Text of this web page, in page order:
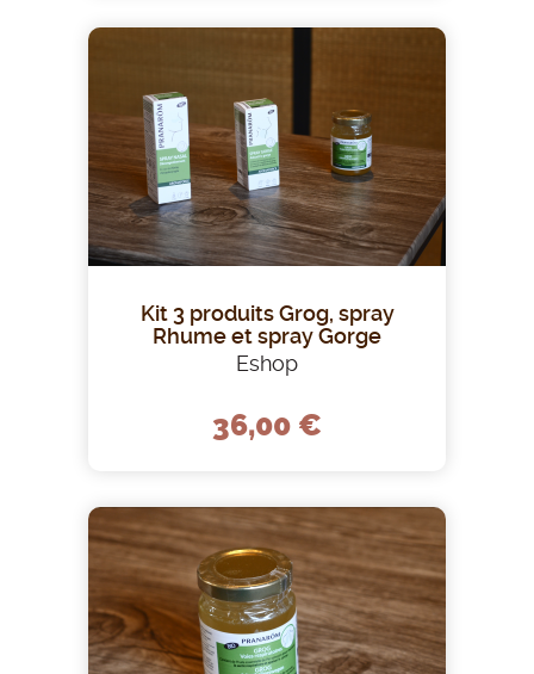
Kit 3 produits Grog, spray
Rhume et spray Gorge
Eshop
36,00 €